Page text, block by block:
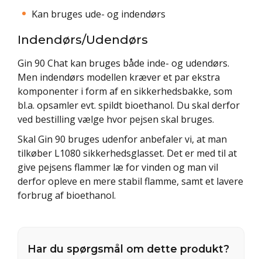
Kan bruges ude- og indendørs
Indendørs/Udendørs
Gin 90 Chat kan bruges både inde- og udendørs.
Men indendørs modellen kræver et par ekstra
komponenter i form af en sikkerhedsbakke, som
bl.a. opsamler evt. spildt bioethanol. Du skal derfor
ved bestilling vælge hvor pejsen skal bruges.
Skal Gin 90 bruges udenfor anbefaler vi, at man
tilkøber L1080 sikkerhedsglasset. Det er med til at
give pejsens flammer læ for vinden og man vil
derfor opleve en mere stabil flamme, samt et lavere
forbrug af bioethanol.
Har du spørgsmål om dette produkt?